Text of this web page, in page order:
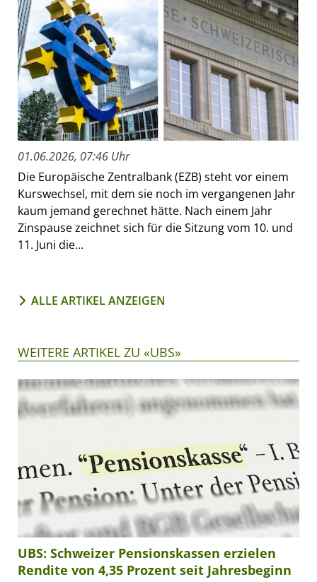
01.06.2026, 07:46 Uhr
Die Europäische Zentralbank (EZB) steht vor einem
Kurswechsel, mit dem sie noch im vergangenen Jahr
kaum jemand gerechnet hätte. Nach einem Jahr
Zinspause zeichnet sich für die Sitzung vom 10. und
11. Juni die...
ALLE ARTIKEL ANZEIGEN
WEITERE ARTIKEL ZU «UBS»
UBS: Schweizer Pensionskassen erzielen
Rendite von 4,35 Prozent seit Jahresbeginn